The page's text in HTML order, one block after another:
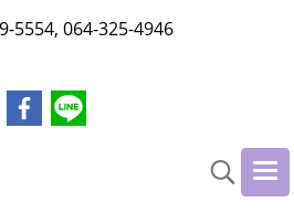
5554, 064-325-4946